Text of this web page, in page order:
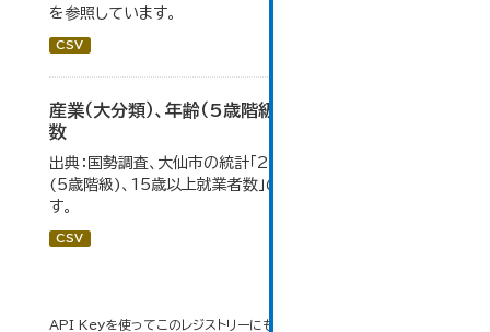
を参照しています。
CSV
産業（大分類）、年齢（5歳階級）、15歳以上就業者
数
出典：国勢調査、大仙市の統計「2-7 産業(大分類)、年齢
(5歳階級)、15歳以上就業者数」のデータを参照していま
す。
CSV
API Keyを使ってこのレジストリーにもアクセス可能です